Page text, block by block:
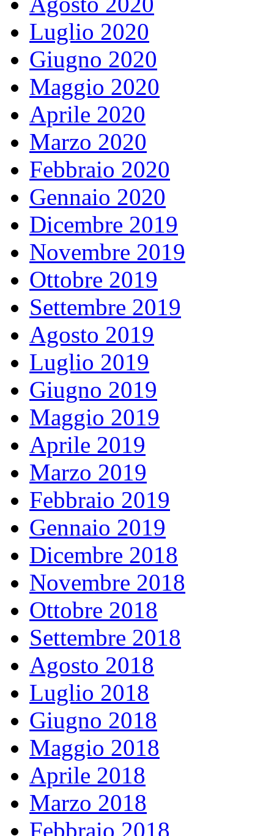
Luglio 2020
Giugno 2020
Maggio 2020
Aprile 2020
Marzo 2020
Febbraio 2020
Gennaio 2020
Dicembre 2019
Novembre 2019
Ottobre 2019
Settembre 2019
Agosto 2019
Luglio 2019
Giugno 2019
Maggio 2019
Aprile 2019
Marzo 2019
Febbraio 2019
Gennaio 2019
Dicembre 2018
Novembre 2018
Ottobre 2018
Settembre 2018
Agosto 2018
Luglio 2018
Giugno 2018
Maggio 2018
Aprile 2018
Marzo 2018
Febbraio 2018